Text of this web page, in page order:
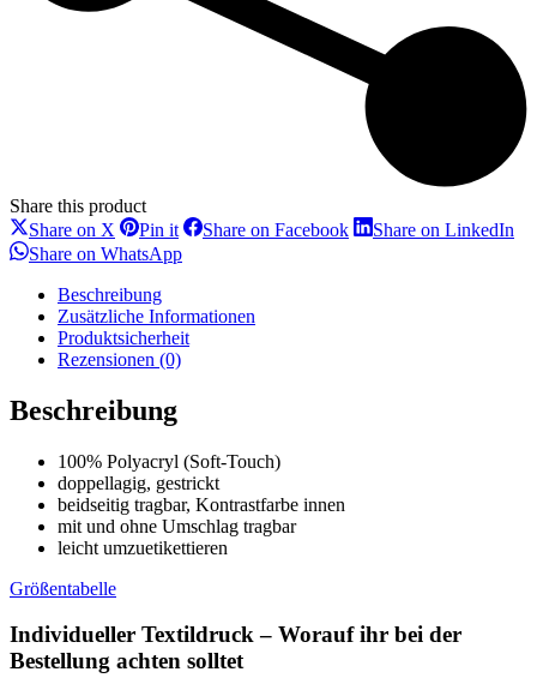
Share this product
Share on X Share
on
X
Pin itShare
on
Pinterest
Share on FacebookShareShare on LinkedIn
Share on WhatsAppShare
Beschreibung
Zusätzliche Informationen
Produktsicherheit
Rezensionen (0)
Beschreibung
100% Polyacryl (Soft-Touch)
doppellagig, gestrickt
beidseitig tragbar, Kontrastfarbe innen
mit und ohne Umschlag tragbar
leicht umzuetikettieren
Größentabelle
Individueller Textildruck – Worauf ihr bei der
Bestellung achten solltet